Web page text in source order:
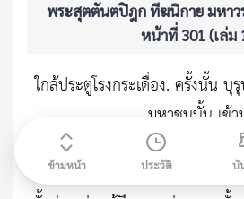
พระสุตตันตปิฎก ทีฆนิกาย มหาว
หน้าที่ 301 (เล่ม
ใกล้ประตูโรงกระเดื่อง. ครั้งนั้น
มหาชนนั้น เข้า
หาเรา อภิวาทเราแล้ว ยื่นอยู่ ณ
เราได้กล่าวกะ
ข้ามหน้า ประวัติ บั